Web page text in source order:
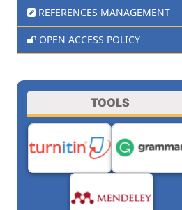
REFERENCES MANAGEMENT
OPEN ACCESS POLICY
TOOLS